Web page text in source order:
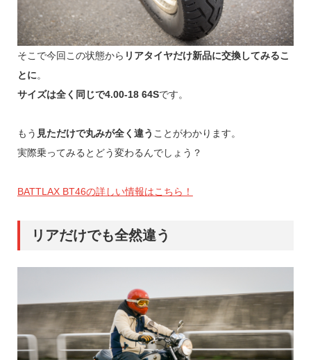
そこで今回この状態から リアタイヤだけ新品に交換してみるこ
とに。
サイズは全く同じで4.00-18 64Sです。
もう 見ただけで丸みが全く違う ことがわかります。
実際乗ってみるとどう変わるんでしょう？
BATTLAX BT46の詳しい情報はこちら！
リアだけでも全然違う